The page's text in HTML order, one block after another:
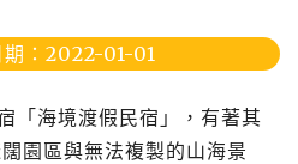
期：2022-01-01
「海境渡假民宿」，有著其
園區與無法複製的山海景